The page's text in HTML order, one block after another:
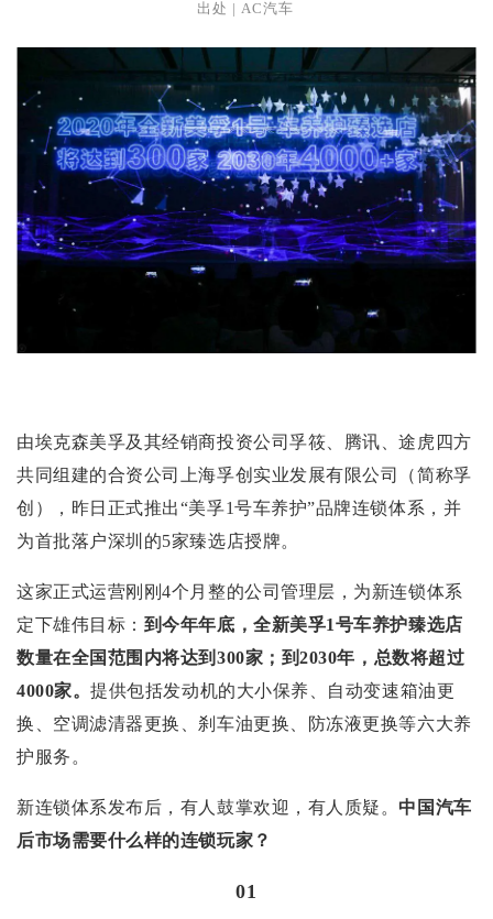
出处 | AC汽车
由埃克森美孚及其经销商投资公司孚筱、腾讯、途虎四方
共同组建的合资公司上海孚创实业发展有限公司（简称孚
创），昨日正式推出“美孚1号车养护”品牌连锁体系，并
为首批落户深圳的5家臻选店授牌。
这家正式运营刚刚4个月整的公司管理层，为新连锁体系
定下雄伟目标： 到今年年底，全新美孚1号车养护臻选店
数量在全国范围内将达到300家；到2030年，总数将超过
4000家。提供包括发动机的大小保养、自动变速箱油更
换、空调滤清器更换、刹车油更换、防冻液更换等六大养
护服务。
新连锁体系发布后，有人鼓掌欢迎，有人质疑。 中国汽车
后市场需要什么样的连锁玩家？
01